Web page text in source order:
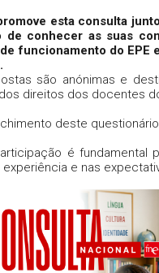
esta consulta
de conhecer as suas
funcionamento do EPE
são anónimas e
direitos dos docentes
deste
é fundamental
experiência e nas